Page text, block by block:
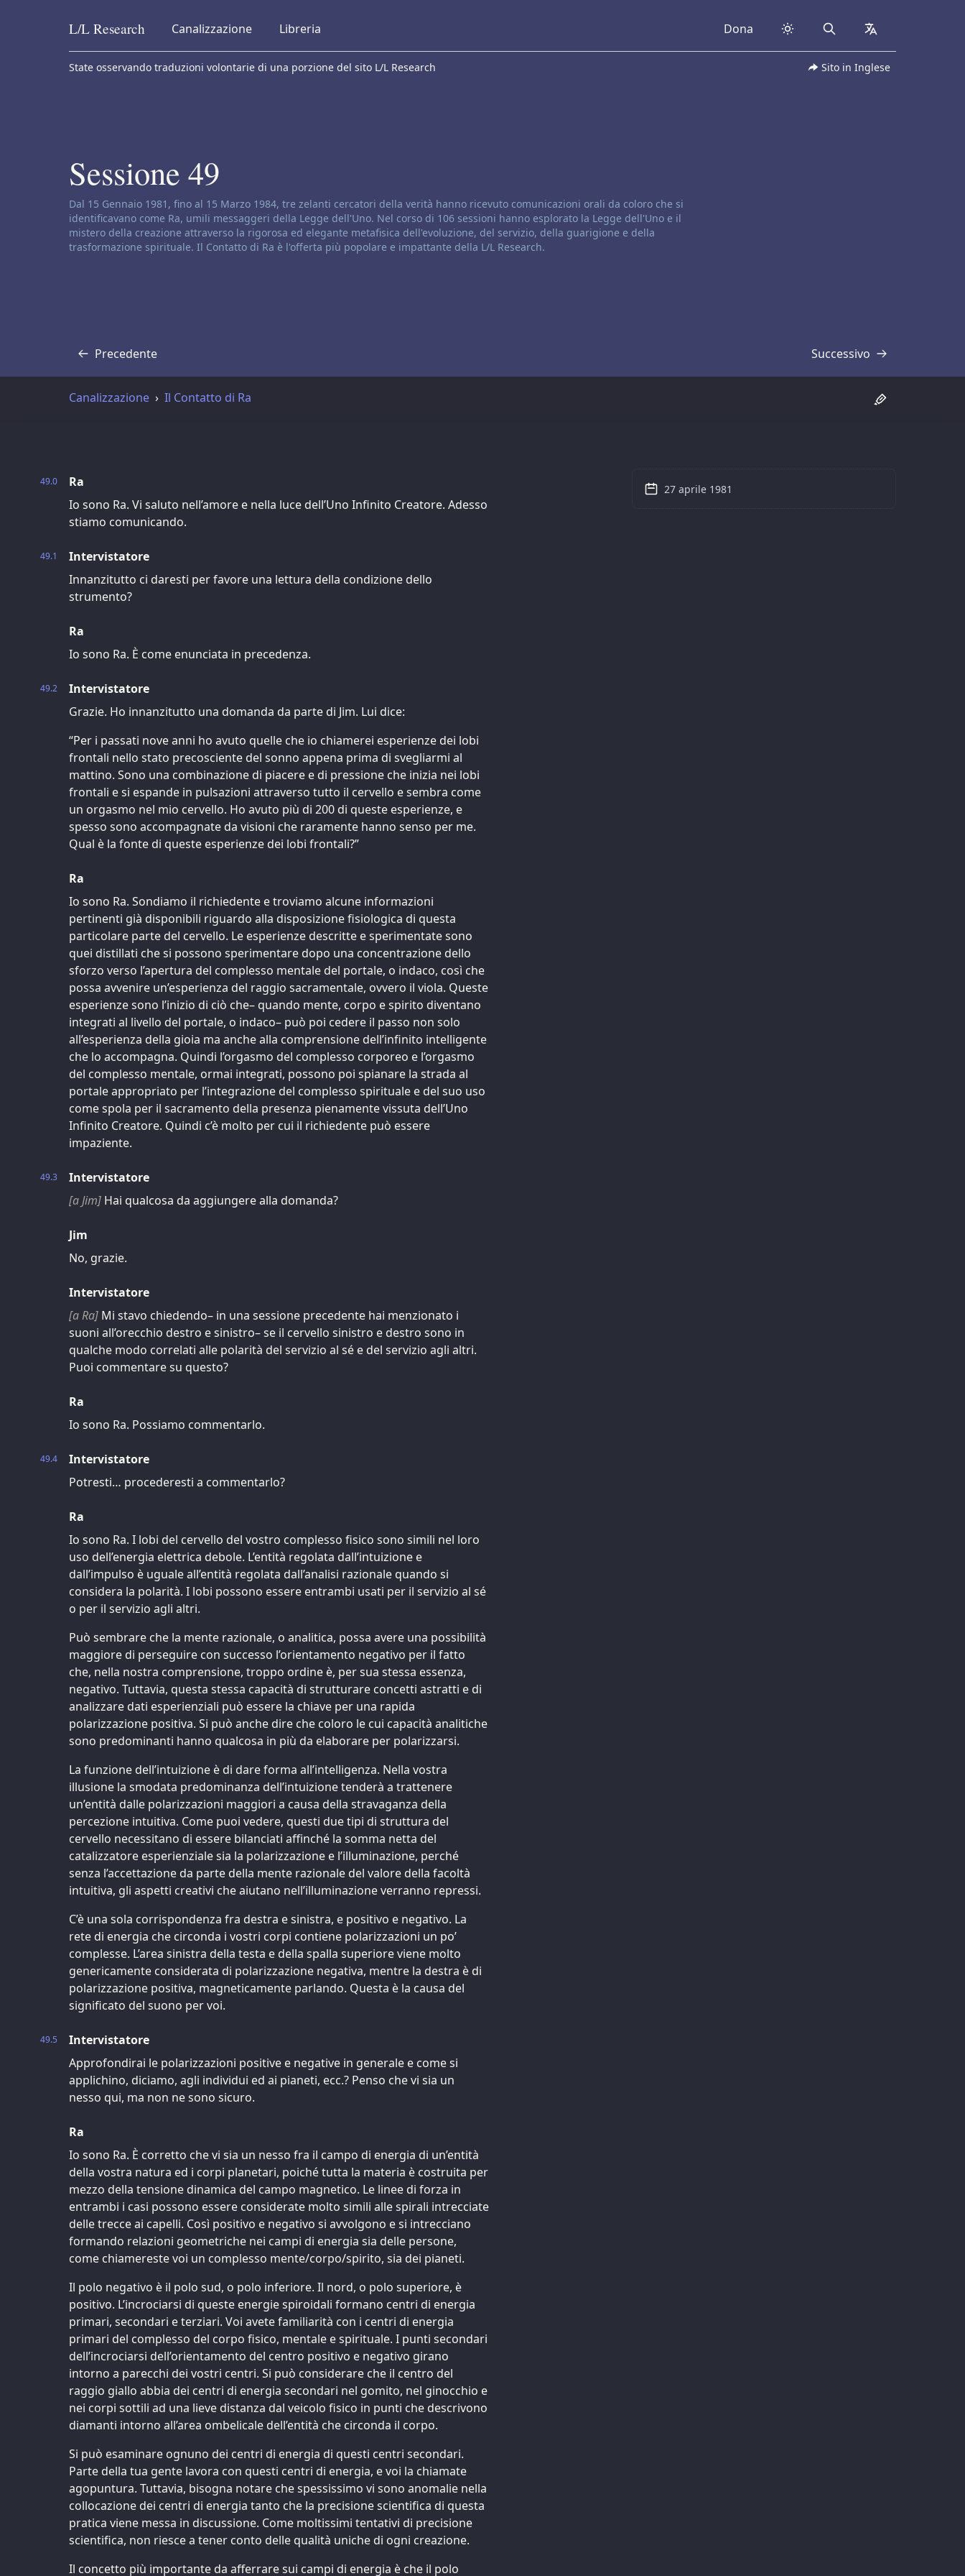
Skip to content
L/L Research Canalizzazione Libreria Dona Search collapsed
State osservando traduzioni volontarie di una porzione del sito L/L Research Sito in Inglese
Sessione 49
Disclaimer di canalizzazione:
Dal 15 Gennaio 1981, fino al 15 Marzo 1984, tre zelanti cercatori della verità hanno ricevuto comunicazioni orali da coloro che si
identificavano come Ra, umili messaggeri della Legge dell'Uno. Nel corso di 106 sessioni hanno esplorato la Legge dell'Uno e il
mistero della creazione attraverso la rigorosa ed elegante metafisica dell'evoluzione, del servizio, della guarigione e della
trasformazione spirituale. Il Contatto di Ra è l'offerta più popolare e impattante della L/L Research.
Precedente
Trascrizione Successivo
Trascrizione
Canalizzazione Il Contatto di Ra
49.0
Ra
Io sono Ra. Vi saluto nell’amore e nella luce dell’Uno Infinito Creatore. Adesso
stiamo comunicando.
49.1
Intervistatore
Innanzitutto ci daresti per favore una lettura della condizione dello
strumento?
Ra
Io sono Ra. È come enunciata in precedenza.
49.2
Intervistatore
Grazie. Ho innanzitutto una domanda da parte di Jim. Lui dice:
“Per i passati nove anni ho avuto quelle che io chiamerei esperienze dei lobi
frontali nello stato precosciente del sonno appena prima di svegliarmi al
mattino. Sono una combinazione di piacere e di pressione che inizia nei lobi
frontali e si espande in pulsazioni attraverso tutto il cervello e sembra come
un orgasmo nel mio cervello. Ho avuto più di 200 di queste esperienze, e
spesso sono accompagnate da visioni che raramente hanno senso per me.
Qual è la fonte di queste esperienze dei lobi frontali?”
Ra
Io sono Ra. Sondiamo il richiedente e troviamo alcune informazioni
pertinenti già disponibili riguardo alla disposizione fisiologica di questa
particolare parte del cervello. Le esperienze descritte e sperimentate sono
quei distillati che si possono sperimentare dopo una concentrazione dello
sforzo verso l’apertura del complesso mentale del portale, o indaco, così che
possa avvenire un’esperienza del raggio sacramentale, ovvero il viola. Queste
esperienze sono l’inizio di ciò che– quando mente, corpo e spirito diventano
integrati al livello del portale, o indaco– può poi cedere il passo non solo
all’esperienza della gioia ma anche alla comprensione dell’infinito intelligente
che lo accompagna. Quindi l’orgasmo del complesso corporeo e l’orgasmo
del complesso mentale, ormai integrati, possono poi spianare la strada al
portale appropriato per l’integrazione del complesso spirituale e del suo uso
come spola per il sacramento della presenza pienamente vissuta dell’Uno
Infinito Creatore. Quindi c’è molto per cui il richiedente può essere
impaziente.
49.3
Intervistatore
[a Jim] Hai qualcosa da aggiungere alla domanda?
Jim
No, grazie.
Intervistatore
[a Ra] Mi stavo chiedendo– in una sessione precedente hai menzionato i
suoni all’orecchio destro e sinistro– se il cervello sinistro e destro sono in
qualche modo correlati alle polarità del servizio al sé e del servizio agli altri.
Puoi commentare su questo?
Ra
Io sono Ra. Possiamo commentarlo.
49.4
Intervistatore
Potresti… procederesti a commentarlo?
Ra
Io sono Ra. I lobi del cervello del vostro complesso fisico sono simili nel loro
uso dell’energia elettrica debole. L’entità regolata dall’intuizione e
dall’impulso è uguale all’entità regolata dall’analisi razionale quando si
considera la polarità. I lobi possono essere entrambi usati per il servizio al sé
o per il servizio agli altri.
Può sembrare che la mente razionale, o analitica, possa avere una possibilità
maggiore di perseguire con successo l’orientamento negativo per il fatto
che, nella nostra comprensione, troppo ordine è, per sua stessa essenza,
negativo. Tuttavia, questa stessa capacità di strutturare concetti astratti e di
analizzare dati esperienziali può essere la chiave per una rapida
polarizzazione positiva. Si può anche dire che coloro le cui capacità analitiche
sono predominanti hanno qualcosa in più da elaborare per polarizzarsi.
La funzione dell’intuizione è di dare forma all’intelligenza. Nella vostra
illusione la smodata predominanza dell’intuizione tenderà a trattenere
un’entità dalle polarizzazioni maggiori a causa della stravaganza della
percezione intuitiva. Come puoi vedere, questi due tipi di struttura del
cervello necessitano di essere bilanciati affinché la somma netta del
catalizzatore esperienziale sia la polarizzazione e l’illuminazione, perché
senza l’accettazione da parte della mente razionale del valore della facoltà
intuitiva, gli aspetti creativi che aiutano nell’illuminazione verranno repressi.
C’è una sola corrispondenza fra destra e sinistra, e positivo e negativo. La
rete di energia che circonda i vostri corpi contiene polarizzazioni un po’
complesse. L’area sinistra della testa e della spalla superiore viene molto
genericamente considerata di polarizzazione negativa, mentre la destra è di
polarizzazione positiva, magneticamente parlando. Questa è la causa del
significato del suono per voi.
49.5
Intervistatore
Approfondirai le polarizzazioni positive e negative in generale e come si
applichino, diciamo, agli individui ed ai pianeti, ecc.? Penso che vi sia un
nesso qui, ma non ne sono sicuro.
Ra
Io sono Ra. È corretto che vi sia un nesso fra il campo di energia di un’entità
della vostra natura ed i corpi planetari, poiché tutta la materia è costruita per
mezzo della tensione dinamica del campo magnetico. Le linee di forza in
entrambi i casi possono essere considerate molto simili alle spirali intrecciate
delle trecce ai capelli. Così positivo e negativo si avvolgono e si intrecciano
formando relazioni geometriche nei campi di energia sia delle persone,
come chiamereste voi un complesso mente/corpo/spirito, sia dei pianeti.
Il polo negativo è il polo sud, o polo inferiore. Il nord, o polo superiore, è
positivo. L’incrociarsi di queste energie spiroidali formano centri di energia
primari, secondari e terziari. Voi avete familiarità con i centri di energia
primari del complesso del corpo fisico, mentale e spirituale. I punti secondari
dell’incrociarsi dell’orientamento del centro positivo e negativo girano
intorno a parecchi dei vostri centri. Si può considerare che il centro del
raggio giallo abbia dei centri di energia secondari nel gomito, nel ginocchio e
nei corpi sottili ad una lieve distanza dal veicolo fisico in punti che descrivono
diamanti intorno all’area ombelicale dell’entità che circonda il corpo.
Si può esaminare ognuno dei centri di energia di questi centri secondari.
Parte della tua gente lavora con questi centri di energia, e voi la chiamate
agopuntura. Tuttavia, bisogna notare che spessissimo vi sono anomalie nella
collocazione dei centri di energia tanto che la precisione scientifica di questa
pratica viene messa in discussione. Come moltissimi tentativi di precisione
scientifica, non riesce a tener conto delle qualità uniche di ogni creazione.
Il concetto più importante da afferrare sui campi di energia è che il polo
27 aprile 1981